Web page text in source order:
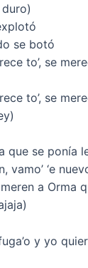
se botó
to’, se
to’, se
que se ponía
vamo’ ‘e
a Orma
y yo